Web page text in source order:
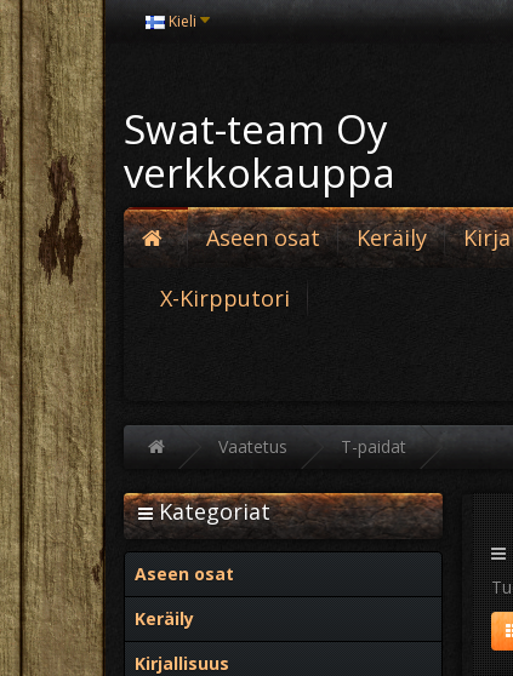
Kieli
Swat-team Oy
verkkokauppa
Aseen osat Keräily
X-Kirpputori
Vaatetus T-paidat
Kategoriat
Aseen osat
Keräily
Kirjallisuus